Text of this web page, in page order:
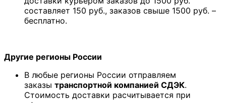
составляет 150 руб., заказов свыше 1500 руб. –
бесплатно.
Другие регионы России
В любые регионы России отправляем
заказы транспортной компанией СДЭК.
Стоимость доставки расчитывается при